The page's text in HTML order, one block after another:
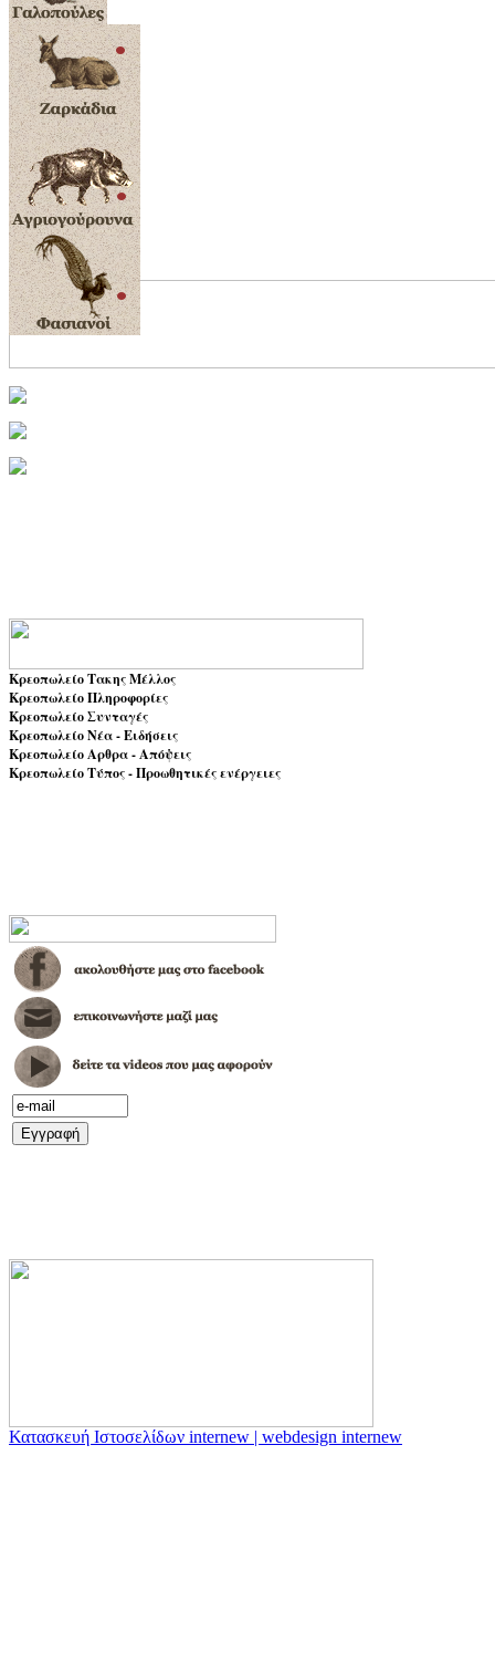
Κρεοπωλείο Τακης Μέλλος
Κρεοπωλείο Πληροφορίες
Κρεοπωλείο Συνταγές
Κρεοπωλείο Νέα - Ειδήσεις
Κρεοπωλείο Αρθρα - Απόψεις
Κρεοπωλείο Τύπος - Προωθητικές ενέργειες
Κατασκευή Ιστοσελίδων internew | webdesign internew